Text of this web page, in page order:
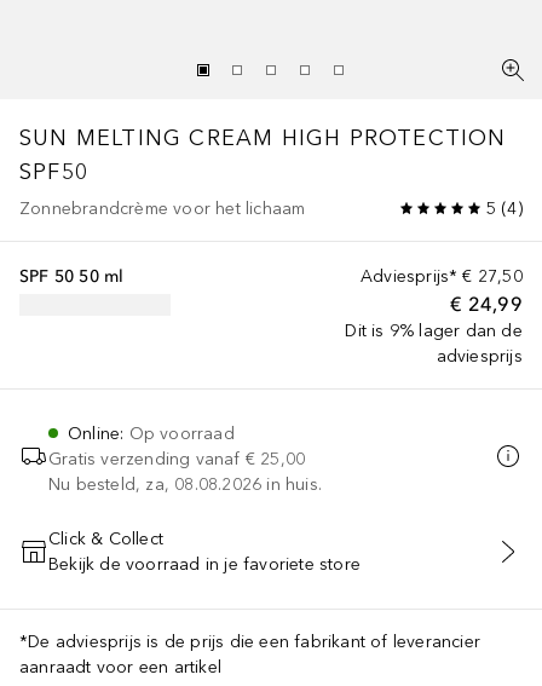
SUN MELTING CREAM HIGH PROTECTION
SPF50
Zonnebrandcrème voor het lichaam 5 (4)
Adviesprijs* € 27,50
€ 24,99
Dit is 9% lager dan de
adviesprijs
SPF 50 50 ml
Online: Op voorraad
Gratis verzending vanaf € 25,00
Nu besteld, za, 08.08.2026 in huis.
VOEG TOE AAN WINKELMANDJE
Click & Collect
Bekijk de voorraad in je favoriete store
*De adviesprijs is de prijs die een fabrikant of leverancier
aanraadt voor een artikel